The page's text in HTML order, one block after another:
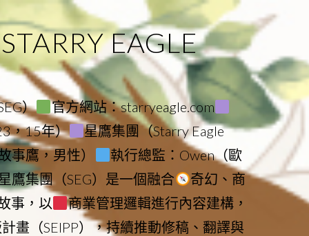
EAGLE
）
官方網站：starryeagle.com
，15年）
星鷹集團（Starry Eagle
事鷹，男性）
執行總監：Owen（歐
鷹集團（SEG）是一個融合
奇幻、商
事，以
商業管理邏輯進行內容建構，
畫（SEIPP），持續推動修稿、翻譯與